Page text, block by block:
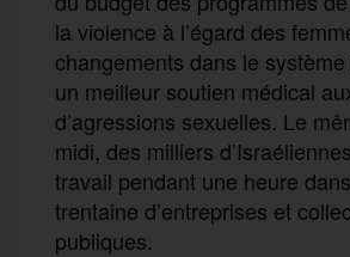
la violence à l’égard des
changements dans le
un meilleur soutien médical
d’agressions sexuelles. Le
midi, des milliers
travail pendant une heure
trentaine d’entreprises et
publiques.